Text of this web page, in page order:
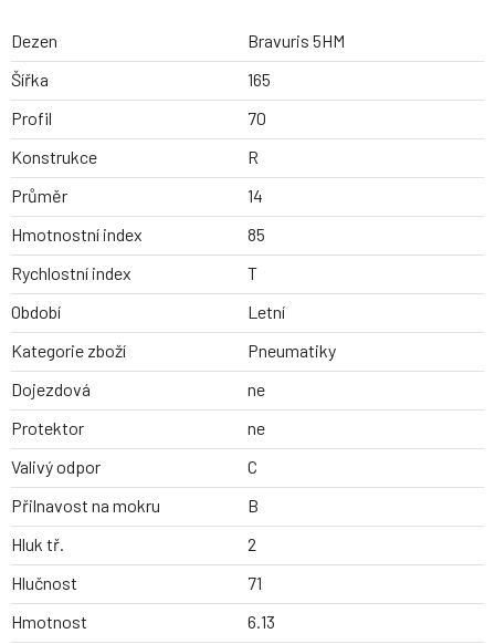
Dezen
Bravuris 5HM
Šířka
165
Profil
70
Konstrukce
R
Průměr
14
Hmotnostní index
85
Rychlostní index
T
Období
Letní
Kategorie zboží
Pneumatiky
Dojezdová
ne
Protektor
ne
Valivý odpor
C
Přilnavost na mokru
B
Hluk tř.
2
Hlučnost
71
Hmotnost
6.13